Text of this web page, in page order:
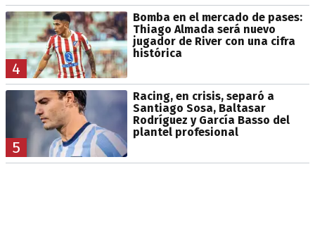
4
Bomba en el mercado de pases:
Thiago Almada será nuevo
jugador de River con una cifra
histórica
5
Racing, en crisis, separó a
Santiago Sosa, Baltasar
Rodríguez y García Basso del
plantel profesional